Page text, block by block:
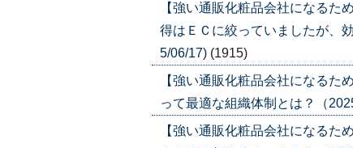
【強い通販化粧品会社になる
得はＥＣに絞っていましたが、
5/06/17) (1915)
【強い通販化粧品会社になる
って最適な組織体制とは？（
【強い通販化粧品会社になる